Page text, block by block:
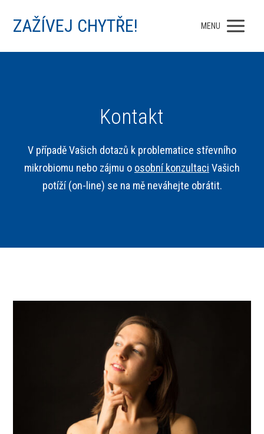
ZAŽÍVEJ CHYTŘE! MENU
Kontakt
V případě Vašich dotazů k problematice střevního
mikrobiomu nebo zájmu o osobní konzultaci Vašich
potíží (on-line) se na mě neváhejte obrátit.